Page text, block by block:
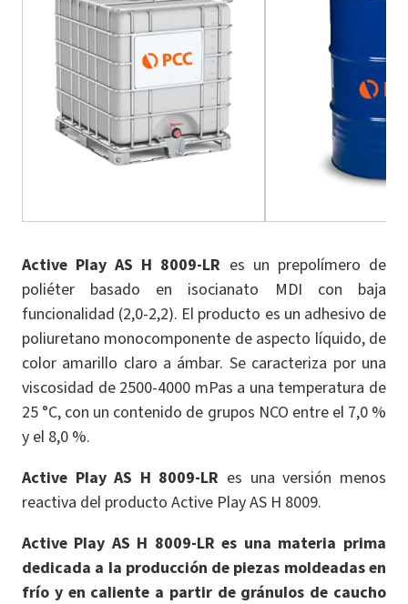
Active Play AS H 8009-LR es un prepolímero de
poliéter basado en isocianato MDI con baja
funcionalidad (2,0-2,2). El producto es un adhesivo de
poliuretano monocomponente de aspecto líquido, de
color amarillo claro a ámbar. Se caracteriza por una
viscosidad de 2500-4000 mPas a una temperatura de
25 °C, con un contenido de grupos NCO entre el 7,0 %
y el 8,0 %.
Active Play AS H 8009-LR es una versión menos
reactiva del producto Active Play AS H 8009.
Active Play AS H 8009-LR es una materia prima
dedicada a la producción de piezas moldeadas en
frío y en caliente a partir de gránulos de caucho